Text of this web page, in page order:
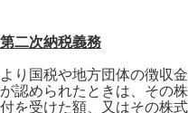
二次納税義務
り国税や地方団体の徴収
認められたときは、その
を受けた額、又はその株